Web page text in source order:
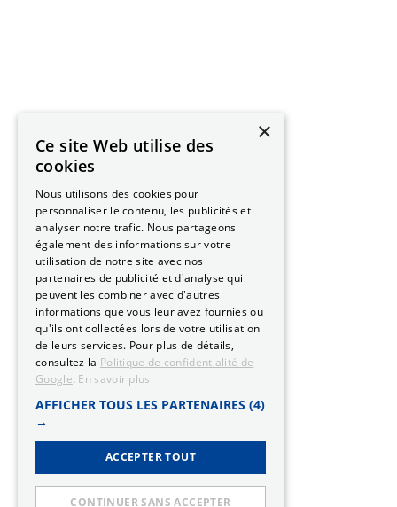
×
Ce site Web utilise des
cookies
Nous utilisons des cookies pour
personnaliser le contenu, les publicités et
analyser notre trafic. Nous partageons
également des informations sur votre
utilisation de notre site avec nos
partenaires de publicité et d'analyse qui
peuvent les combiner avec d'autres
informations que vous leur avez fournies ou
qu'ils ont collectées lors de votre utilisation
de leurs services. Pour plus de détails,
consultez la Politique de confidentialité de
Google. En savoir plus
AFFICHER TOUS LES PARTENAIRES (4)
→
ACCEPTER TOUT
CONTINUER SANS ACCEPTER